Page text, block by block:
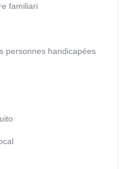
familiari
personnes handicapées